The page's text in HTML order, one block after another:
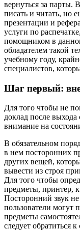
вернуться за парты.
писать и читать, но
презентации и
услуги по
помощником в
обладателем такой
учебному году,
специалистов,
Шаг первый:
Для того чтобы не
доклад после выхода
внимание на
В обязательном
в нем посторонних
других вещей,
вывести из строя
Для того чтобы
предметы, принтер,
Посторонний звук
пользователи могут
предметы
следует обратиться